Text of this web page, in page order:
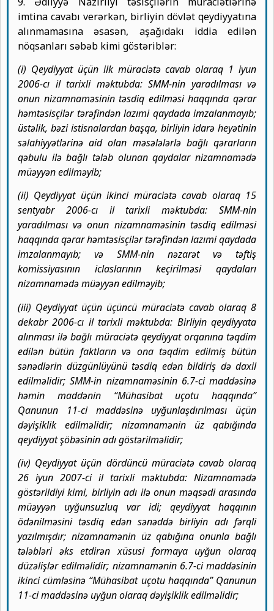
imtina cavabı verərkən, birliyin dövlət qeydiyyatına
alınmamasına əsasən, aşağıdakı iddia edilən
nöqsanları səbəb kimi göstəriblər:
(i) Qeydiyyat üçün ilk müraciətə cavab olaraq 1 iyun
2006-cı il tarixli məktubda: SMM-nin yaradılması və
onun nizamnaməsinin təsdiq edilməsi haqqında qərar
həmtəsisçilər tərəfindən lazımi qaydada imzalanmayıb;
üstəlik, bəzi istisnalardan başqa, birliyin idarə heyətinin
səlahiyyətlərinə aid olan məsələlərlə bağlı qərarların
qəbulu ilə bağlı tələb olunan qaydalar nizamnamədə
müəyyən edilməyib;
(ii) Qeydiyyat üçün ikinci müraciətə cavab olaraq 15
sentyabr 2006-cı il tarixli məktubda: SMM-nin
yaradılması və onun nizamnaməsinin təsdiq edilməsi
haqqında qərar həmtəsisçilər tərəfindən lazımi qaydada
imzalanmayıb; və SMM-nin nəzarət və təftiş
komissiyasının iclaslarının keçirilməsi qaydaları
nizamnamədə müəyyən edilməyib;
(iii) Qeydiyyat üçün üçüncü müraciətə cavab olaraq 8
dekabr 2006-cı il tarixli məktubda: Birliyin qeydiyyata
alınması ilə bağlı müraciətə qeydiyyat orqanına təqdim
edilən bütün faktların və ona təqdim edilmiş bütün
sənədlərin düzgünlüyünü təsdiq edən bildiriş də daxil
edilməlidir; SMM-in nizamnaməsinin 6.7-ci maddəsinə
həmin maddənin “Mühasibat uçotu haqqında”
Qanunun 11-ci maddəsinə uyğunlaşdırılması üçün
dəyişiklik edilməlidir; nizamnamənin üz qabığında
qeydiyyat şöbəsinin adı göstərilməlidir;
(iv) Qeydiyyat üçün dördüncü müraciətə cavab olaraq
26 iyun 2007-ci il tarixli məktubda: Nizamnamədə
göstərildiyi kimi, birliyin adı ilə onun məqsədi arasında
müəyyən uyğunsuzluq var idi; qeydiyyat haqqının
ödənilməsini təsdiq edən sənəddə birliyin adı fərqli
yazılmışdır; nizamnamənin üz qabığına onunla bağlı
tələbləri əks etdirən xüsusi formaya uyğun olaraq
düzəlişlər edilməlidir; nizamnamənin 6.7-ci maddəsinin
ikinci cümləsinə “Mühasibat uçotu haqqında” Qanunun
11-ci maddəsinə uyğun olaraq dəyişiklik edilməlidir;